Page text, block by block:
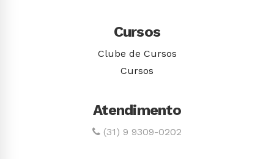
Cursos
Clube de Cursos
Cursos
Atendimento
(31) 9 9309-0202